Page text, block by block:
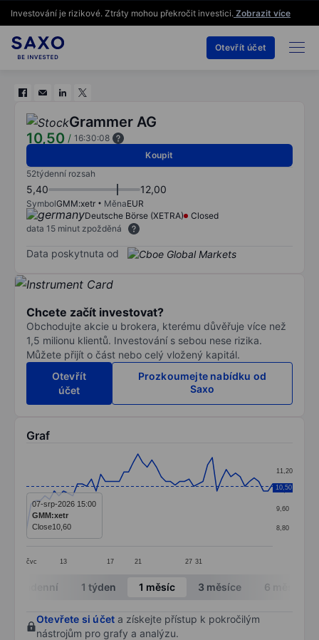
Investování je rizikové. Ztráty mohou překročit investici. Zobrazit více
Otevřít účet
Grammer AG
10,50 / 16:30:08
Koupit
52týdenní rozsah
5,40 12,00
SymbolGMM:xetr MěnaEUR
Deutsche Börse (XETRA)
Closed
data 15 minut zpožděná
Data poskytnuta od
Chcete začít investovat?
Obchodujte akcie u brokera, kterému důvěřuje více než
1,5 milionu klientů. Investování s sebou nese rizika.
Můžete přijít o část nebo celý vložený kapitál.
Otevřít
účet
Prozkoumejte nabídku od
Saxo
Graf
Line chart with 54 data points.
The chart has 1 X axis displaying categories.
The chart has 1 Y axis displaying values. Data ranges
čvc 13 17 21 27 31
8,80
9,60
10,40
11,20
10,50
07-srp-2026 15:00
GMM:xetr
Close10,60
End of interactive chart.
Intradenní 1 týden 1 měsíc 3 měsíce 6 měsíců
Otevřete si účet a získejte přístup k pokročilým
nástrojům pro grafy a analýzu.